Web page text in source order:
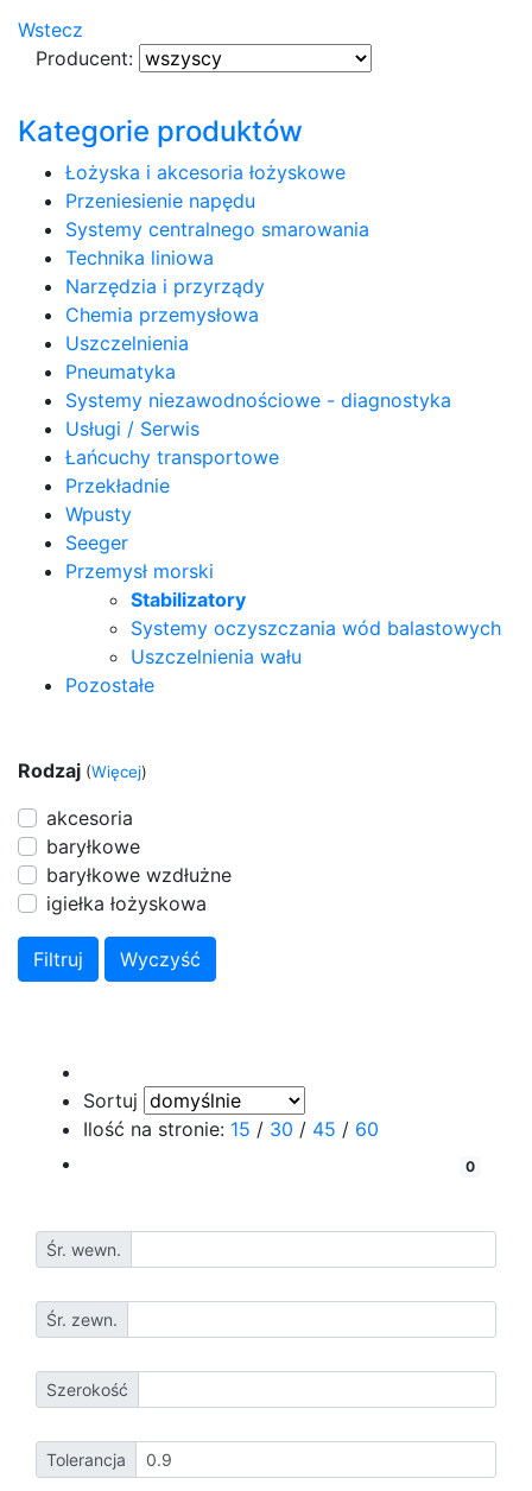
Wstecz
Producent:
Kategorie produktów
Łożyska i akcesoria łożyskowe
Przeniesienie napędu
Systemy centralnego smarowania
Technika liniowa
Narzędzia i przyrządy
Chemia przemysłowa
Uszczelnienia
Pneumatyka
Systemy niezawodnościowe - diagnostyka
Usługi / Serwis
Łańcuchy transportowe
Przekładnie
Wpusty
Seeger
Przemysł morski
Stabilizatory
Systemy oczyszczania wód balastowych
Uszczelnienia wału
Pozostałe
Rodzaj (Więcej)
akcesoria
baryłkowe
baryłkowe wzdłużne
igiełka łożyskowa
Sortuj
Ilość na stronie: 15 / 30 / 45 / 60
0
Śr. wewn.
Śr. zewn.
Szerokość
Tolerancja